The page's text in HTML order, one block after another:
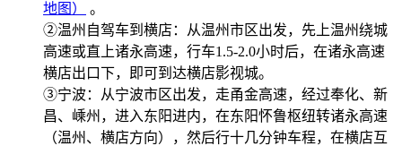
地图）
。
②温州自驾车到横店：从温州市区出发，先上温州绕城
高速或直上诸永高速，行车1.5-2.0小时后，在诸永高速
横店出口下，即可到达横店影视城。
③宁波：从宁波市区出发，走甬金高速，经过奉化、新
昌、嵊州，进入东阳进内，在东阳怀鲁枢纽转诸永高速
（温州、横店方向），然后行十几分钟车程，在横店互